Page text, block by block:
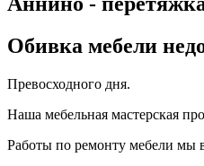
Обивка мебели
Превосходного дня.
Наша мебельная мастерская
Работы по ремонту мебели мы